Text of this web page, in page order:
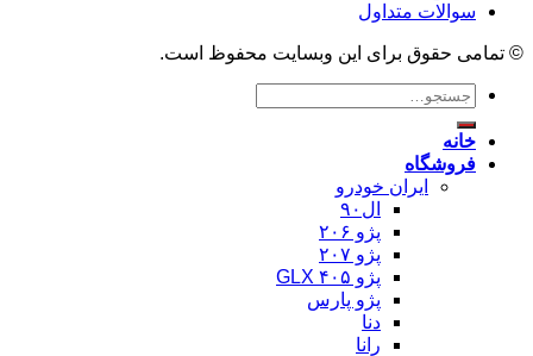
سوالات متداول
© تمامی حقوق برای این وبسایت محفوظ است.
جستجو
خانه
فروشگاه
ایران خودرو
ال۹۰
پژو ۲۰۶
پژو ۲۰۷
پژو ۴۰۵ GLX
پژو پارس
دنا
رانا